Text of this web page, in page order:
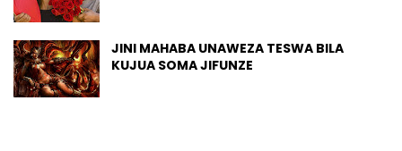
JINI MAHABA UNAWEZA TESWA BILA
KUJUA SOMA JIFUNZE